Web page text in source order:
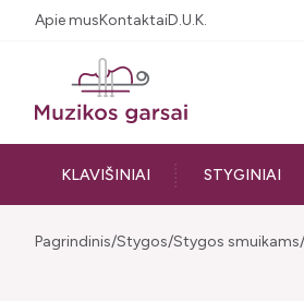
Apie musKontaktaiD.U.K.
KLAVIŠINIAI STYGINIAI
Pagrindinis Stygos Stygos smuikams